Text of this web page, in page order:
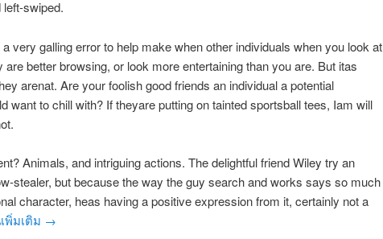
swiped.
very galling error to help make when other individuals when you look at
are better browsing, or look more entertaining than you are. But itas
arenat. Are your foolish good friends an individual a potential
want to chill with? If theyare putting on tainted sportsball tees, Iam will
Animals, and intriguing actions. The delightful friend Wiley try an
stealer, but because the way the guy search and works says so much
character, heas having a positive expression from it, certainly not a
พิ่มเติม →